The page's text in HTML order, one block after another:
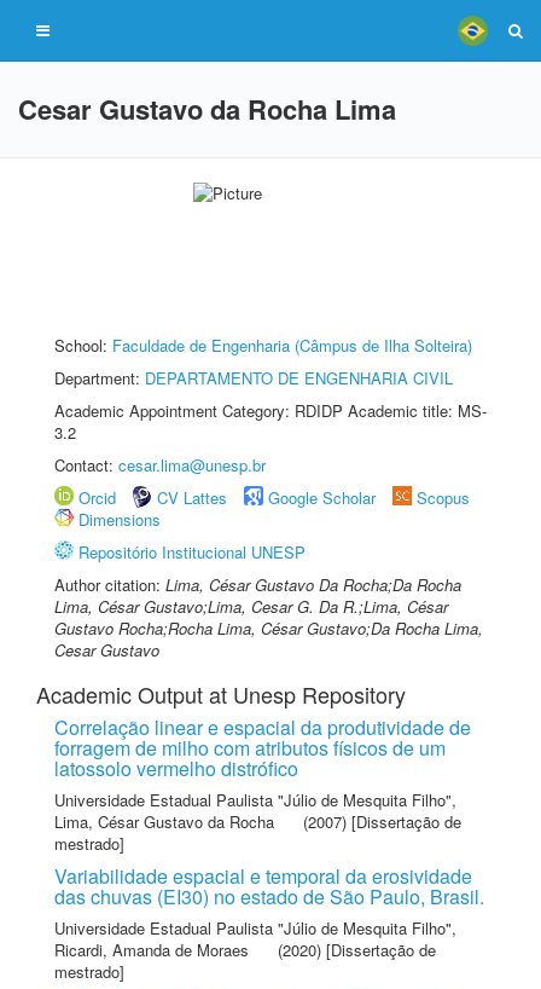
Cesar Gustavo da Rocha Lima
School: Faculdade de Engenharia (Câmpus de Ilha Solteira)
Department: DEPARTAMENTO DE ENGENHARIA CIVIL
Academic Appointment Category: RDIDP Academic title: MS-
3.2
Contact: cesar.lima@unesp.br
Orcid
CV Lattes Google Scholar
Scopus
Dimensions
Repositório Institucional UNESP
Author citation: Lima, César Gustavo Da Rocha;Da Rocha
Lima, César Gustavo;Lima, Cesar G. Da R.;Lima, César
Gustavo Rocha;Rocha Lima, César Gustavo;Da Rocha Lima,
Cesar Gustavo
Academic Output at Unesp Repository
Correlação linear e espacial da produtividade de
forragem de milho com atributos físicos de um
latossolo vermelho distrófico
Universidade Estadual Paulista "Júlio de Mesquita Filho",
Lima, César Gustavo da Rocha
(2007) [Dissertação de
mestrado]
Variabilidade espacial e temporal da erosividade
das chuvas (EI30) no estado de São Paulo, Brasil.
Universidade Estadual Paulista "Júlio de Mesquita Filho",
Ricardi, Amanda de Moraes
(2020) [Dissertação de
mestrado]